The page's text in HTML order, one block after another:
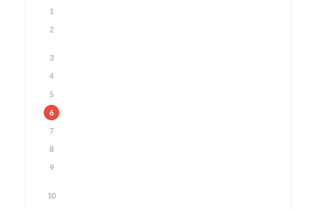
1
2
3
4
5
6
7
8
9
10